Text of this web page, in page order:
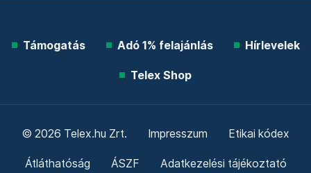
Támogatás Adó 1% felajánlás Hírlevelek
Telex Shop
© 2026 Telex.hu Zrt. Impresszum Etikai kódex
Átláthatóság ÁSZF Adatkezelési tájékoztató